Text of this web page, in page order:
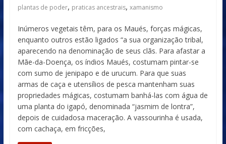
plantas de poder, praticas ancestrais, xamanismo
Inúmeros vegetais têm, para os Maués, forças mágicas,
enquanto outros estão ligados “a sua organização tribal,
aparecendo na denominação de seus clãs. Para afastar a
Mãe-da-Doença, os índios Maués, costumam pintar-se
com sumo de jenipapo e de urucum. Para que suas
armas de caça e utensílios de pesca mantenham suas
propriedades mágicas, costumam banhá-las com água de
uma planta do igapó, denominada “jasmim de lontra”,
depois de cuidadosa maceração. A vassourinha é usada,
com cachaça, em fricções,